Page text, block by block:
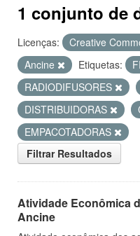
1 conjunto de
Licenças: Creative
Ancine
Etiquetas:
RADIODIFUSORES
DISTRIBUIDORAS
EMPACOTADORAS
Filtrar Resultados
Atividade Econômica
Ancine